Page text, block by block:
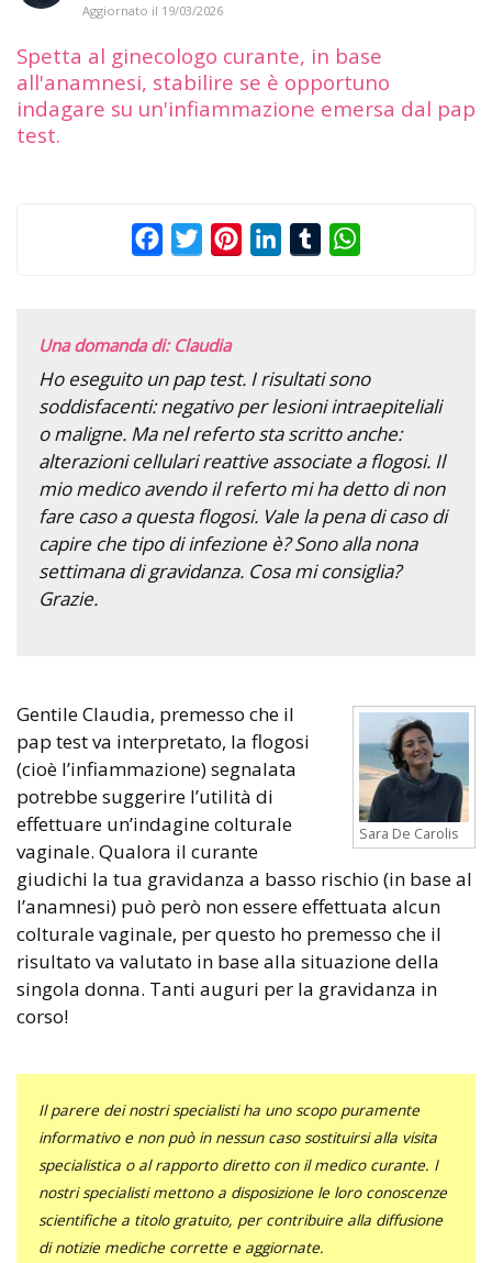
Aggiornato il 19/03/2026
Spetta al ginecologo curante, in base
all'anamnesi, stabilire se è opportuno
indagare su un'infiammazione emersa dal pap
test.
FacebookTwitterPinterestLinkedInTumblr
Una domanda di: Claudia
Ho eseguito un pap test. I risultati sono
soddisfacenti: negativo per lesioni intraepiteliali
o maligne. Ma nel referto sta scritto anche:
alterazioni cellulari reattive associate a flogosi. Il
mio medico avendo il referto mi ha detto di non
fare caso a questa flogosi. Vale la pena di caso di
capire che tipo di infezione è? Sono alla nona
settimana di gravidanza. Cosa mi consiglia?
Grazie.
Sara De Carolis
Gentile Claudia, premesso che il
pap test va interpretato, la flogosi
(cioè l’infiammazione) segnalata
potrebbe suggerire l’utilità di
effettuare un’indagine colturale
vaginale. Qualora il curante
giudichi la tua gravidanza a basso rischio (in base al
l’anamnesi) può però non essere effettuata alcun
colturale vaginale, per questo ho premesso che il
risultato va valutato in base alla situazione della
singola donna. Tanti auguri per la gravidanza in
corso!
Il parere dei nostri specialisti ha uno scopo puramente
informativo e non può in nessun caso sostituirsi alla visita
specialistica o al rapporto diretto con il medico curante. I
nostri specialisti mettono a disposizione le loro conoscenze
scientifiche a titolo gratuito, per contribuire alla diffusione
di notizie mediche corrette e aggiornate.